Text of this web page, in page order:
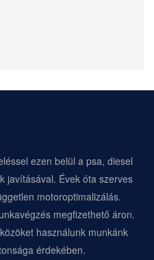
ezen belül a psa, diesel
javításával. Évek óta szerves
motoroptimalizálás.
megfizethető áron.
használunk munkánk
érdekében.